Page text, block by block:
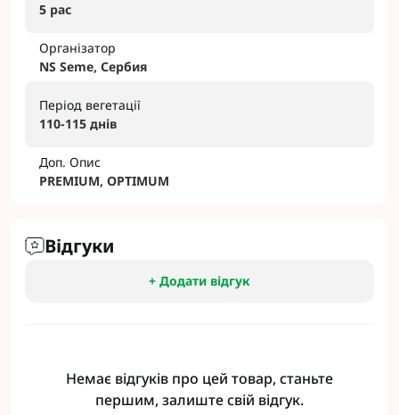
5 рас
Організатор
NS Seme, Сербия
Період вегетації
110-115 днів
Доп. Опис
PREMIUM, OPTIMUM
Відгуки
+ Додати відгук
Немає відгуків про цей товар, станьте
першим, залиште свій відгук.